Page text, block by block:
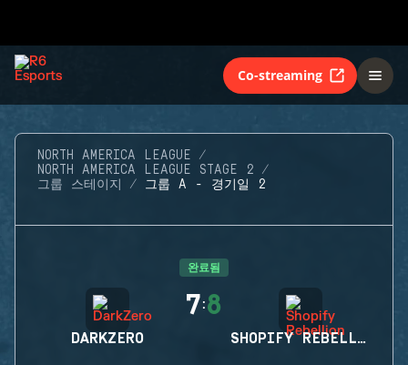
Co-streaming
NORTH AMERICA LEAGUE
NORTH AMERICA LEAGUE STAGE 2
그룹 스테이지
그룹 A - 경기일 2
완료됨
DARKZERO
7:8
SHOPIFY REBELLION